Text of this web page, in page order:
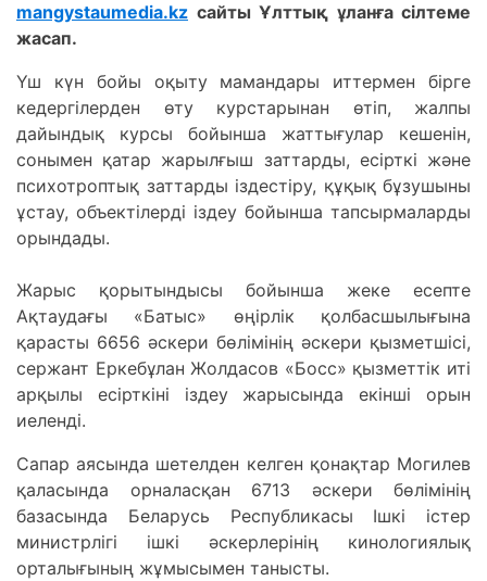
mangystaumedia.kz сайты Ұлттық ұланға сілтеме
жасап.
Үш күн бойы оқыту мамандары иттермен бірге
кедергілерден өту курстарынан өтіп, жалпы
дайындық курсы бойынша жаттығулар кешенін,
сонымен қатар жарылғыш заттарды, есірткі және
психотроптық заттарды іздестіру, құқық бұзушыны
ұстау, объектілерді іздеу бойынша тапсырмаларды
орындады.
Жарыс қорытындысы бойынша жеке есепте
Ақтаудағы «Батыс» өңірлік қолбасшылығына
қарасты 6656 әскери бөлімінің әскери қызметшісі,
сержант Еркебұлан Жолдасов «Босс» қызметтік иті
арқылы есірткіні іздеу жарысында екінші орын
иеленді.
Сапар аясында шетелден келген қонақтар Могилев
қаласында орналасқан 6713 әскери бөлімінің
базасында Беларусь Республикасы Ішкі істер
министрлігі ішкі әскерлерінің кинологиялық
орталығының жұмысымен танысты.